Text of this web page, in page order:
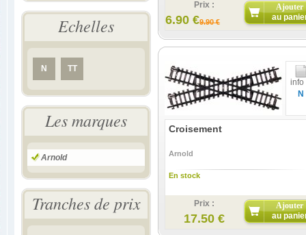
Echelles
N TT
Les marques
Arnold
Tranches de prix
Prix :
6.90 €9.90 €
Ajouter
au
info
N
Croisement
Arnold
En stock
Prix :
17.50 €
Ajouter
au